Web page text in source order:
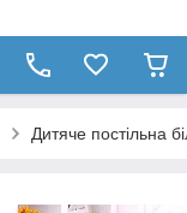
Дитяче постільна